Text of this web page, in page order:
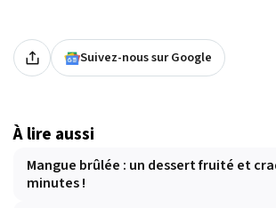
Suivez-nous sur Google
À lire aussi
Mangue brûlée : un dessert fruité et
minutes !